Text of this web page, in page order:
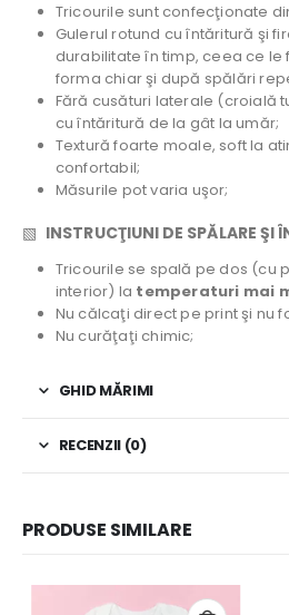
Tricourile sunt confecţionate
Gulerul rotund cu întăritură şi
durabilitate în timp, ceea ce
forma chiar şi după spălări
Fără cusături laterale (croială
cu întăritură de la gât la umăr;
Textură foarte moale, soft la
confortabil;
Măsurile pot varia uşor;
▧ INSTRUCŢIUNI DE SPĂLARE ŞI
Tricourile se spală pe dos (cu
interior) la temperaturi mai
Nu călcaţi direct pe print şi nu
Nu curăţaţi chimic;
GHID MĂRIMI
RECENZII (0)
PRODUSE SIMILARE